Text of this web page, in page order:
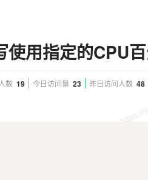
使用指定的CPU
数 19 今日访问量 23 昨日访问人数 48